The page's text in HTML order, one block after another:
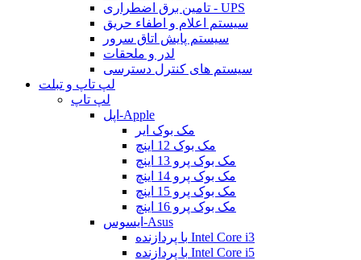
تامین برق اضطراری - UPS
سیستم اعلام و اطفاء حریق
سیستم پایش اتاق سرور
لدر و ملحقات
سیستم های کنترل دسترسی
لپ تاپ و تبلت
لپ تاپ
اپل-Apple
مک بوک ایر
مک بوک 12 اینچ
مک بوک پرو 13 اینچ
مک بوک پرو 14 اینچ
مک بوک پرو 15 اینچ
مک بوک پرو 16 اینچ
ایسوس-Asus
با پردازنده Intel Core i3
با پردازنده Intel Core i5